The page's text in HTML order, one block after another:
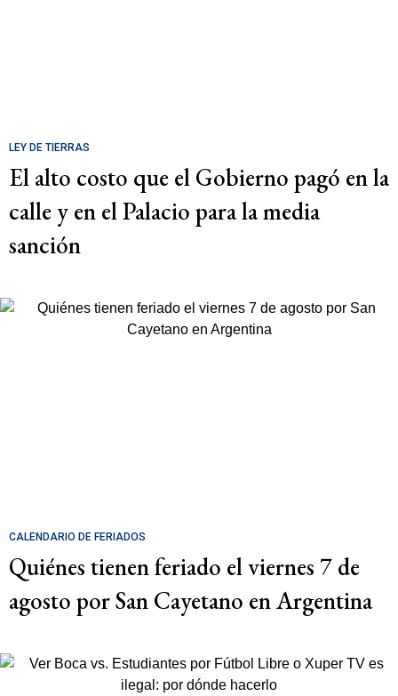
LEY DE TIERRAS
El alto costo que el Gobierno pagó en la
calle y en el Palacio para la media
sanción
CALENDARIO DE FERIADOS
Quiénes tienen feriado el viernes 7 de
agosto por San Cayetano en Argentina